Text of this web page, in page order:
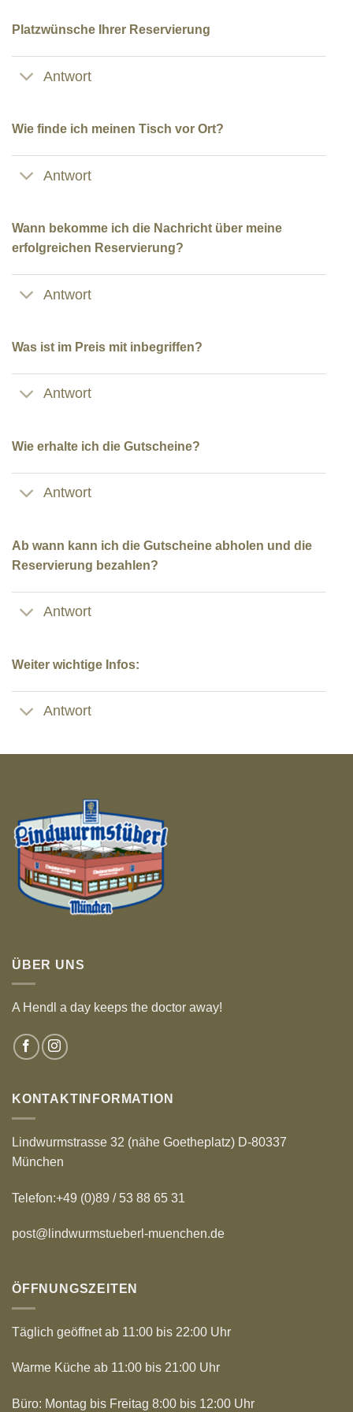
Platzwünsche Ihrer Reservierung
Antwort
Wie finde ich meinen Tisch vor Ort?
Antwort
Wann bekomme ich die Nachricht über meine
erfolgreichen Reservierung?
Antwort
Was ist im Preis mit inbegriffen?
Antwort
Wie erhalte ich die Gutscheine?
Antwort
Ab wann kann ich die Gutscheine abholen und die
Reservierung bezahlen?
Antwort
Weiter wichtige Infos:
Antwort
ÜBER UNS
A Hendl a day keeps the doctor away!
KONTAKTINFORMATION
Lindwurmstrasse 32 (nähe Goetheplatz) D-80337
München
Telefon:+49 (0)89 / 53 88 65 31
post@lindwurmstueberl-muenchen.de
ÖFFNUNGSZEITEN
Täglich geöffnet ab 11:00 bis 22:00 Uhr
Warme Küche ab 11:00 bis 21:00 Uhr
Büro: Montag bis Freitag 8:00 bis 12:00 Uhr